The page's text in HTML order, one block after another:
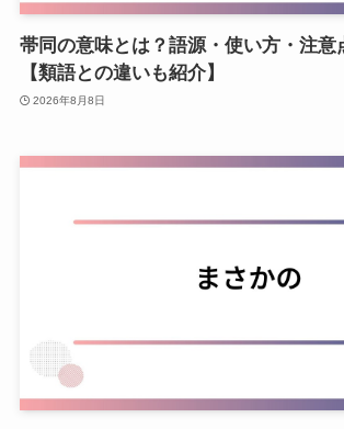
帯同の意味とは？語源・使い方・注意
【類語との違いも紹介】
2026年8月8日